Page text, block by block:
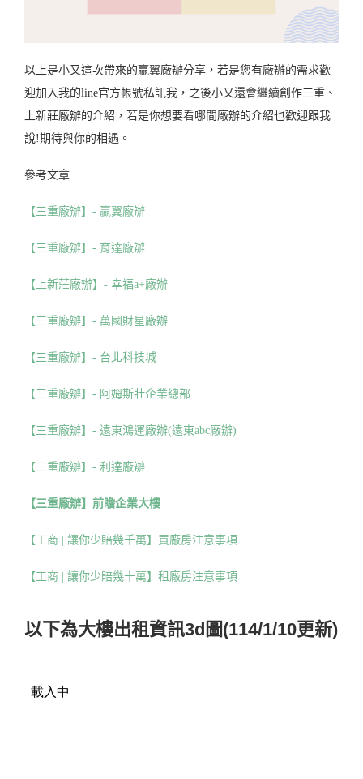
以上是小又這次帶來的贏翼廠辦分享，若是您有廠辦的需求歡
迎加入我的line官方帳號私訊我，之後小又還會繼續創作三重、
上新莊廠辦的介紹，若是你想要看哪間廠辦的介紹也歡迎跟我
說!期待與你的相遇。
參考文章
【三重廠辦】- 贏翼廠辦
【三重廠辦】- 育達廠辦
【上新莊廠辦】- 幸福a+廠辦
【三重廠辦】- 萬國財星廠辦
【三重廠辦】- 台北科技城
【三重廠辦】- 阿姆斯壯企業總部
【三重廠辦】- 遠東鴻運廠辦(遠東abc廠辦)
【三重廠辦】- 利達廠辦
【三重廠辦】前瞻企業大樓
【工商 | 讓你少賠幾千萬】買廠房注意事項
【工商 | 讓你少賠幾十萬】租廠房注意事項
以下為大樓出租資訊3d圖(114/1/10更新)